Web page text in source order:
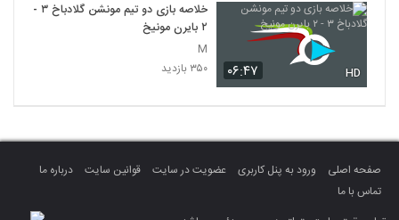
۰۶:۴۷ HD
خلاصه بازی دو تیم مونشن گلادباخ ۳ -
۲ بایرن مونیخ
M
۳۵۰ بازدید
صفحه اصلی ورود به پنل کاربری عضویت در سایت قوانین سایت
درباره ما
تماس با ما